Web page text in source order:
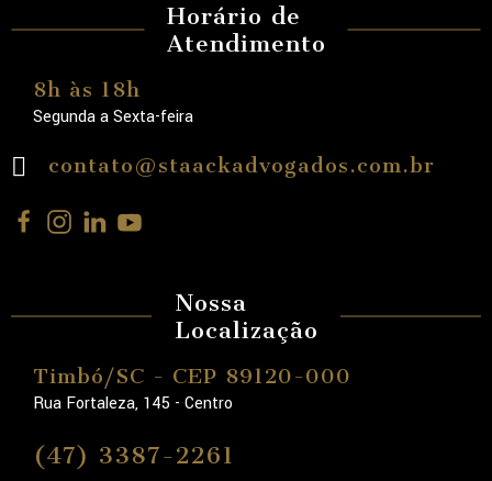
Horário de
Atendimento
8h às 18h
Segunda a Sexta-feira
contato@staackadvogados.com.br
Nossa
Localização
Timbó/SC - CEP 89120-000
Rua Fortaleza, 145 - Centro
(47) 3387-2261